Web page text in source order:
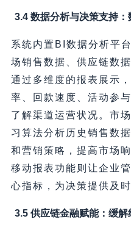
3.4 数据分析与决策支持
系统内置BI数据分析平
场销售数据、供应链数
通过多维度的报表展示
率、回款速度、活动参
了解渠道运营状况。市
习算法分析历史销售数
和营销策略，提高市场
移动报表功能则让企业
心指标，为决策提供及
3.5 供应链金融赋能：缓解